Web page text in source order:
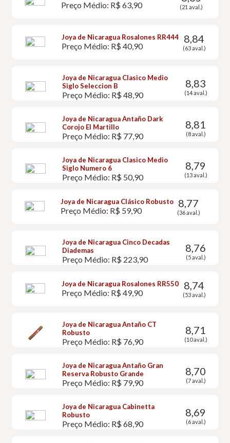
Preço Médio: R$ 63,90 (21 aval.)
Joya de Nicaragua Rosalones RR444
Preço Médio: R$ 40,90
8,84
(63 aval.)
Joya de Nicaragua Clasico Medio
Siglo Seleccion B
Preço Médio: R$ 48,90
8,83
(14 aval.)
Joya de Nicaragua Antaño Dark
Corojo El Martillo
Preço Médio: R$ 77,90
8,81
(8 aval.)
Joya de Nicaragua Clasico Medio
Siglo Numero 6
Preço Médio: R$ 50,90
8,79
(13 aval.)
Joya de Nicaragua Clásico Robusto
Preço Médio: R$ 59,90
8,77
(36 aval.)
Joya de Nicaragua Cinco Decadas
Diademas
Preço Médio: R$ 223,90
8,76
(5 aval.)
Joya de Nicaragua Rosalones RR550
Preço Médio: R$ 49,90
8,74
(53 aval.)
Joya de Nicaragua Antaño CT
Robusto
Preço Médio: R$ 76,90
8,71
(10 aval.)
Joya de Nicaragua Antaño Gran
Reserva Robusto Grande
Preço Médio: R$ 79,90
8,70
(7 aval.)
Joya de Nicaragua Cabinetta
Robusto
Preço Médio: R$ 68,90
8,69
(6 aval.)